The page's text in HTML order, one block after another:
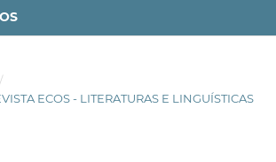
/
ECOS - LITERATURAS E LINGUÍSTICAS